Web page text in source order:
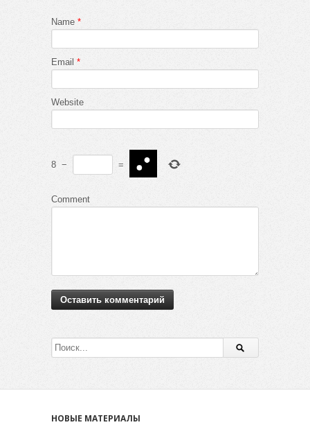
Name *
Email *
Website
8 − =
Comment
НОВЫЕ МАТЕРИАЛЫ